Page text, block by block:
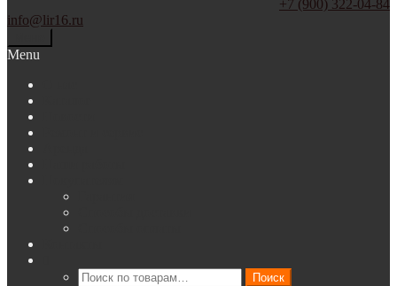
+7 (900) 322-04-84
info@lir16.ru
Menu
Искать: Поиск